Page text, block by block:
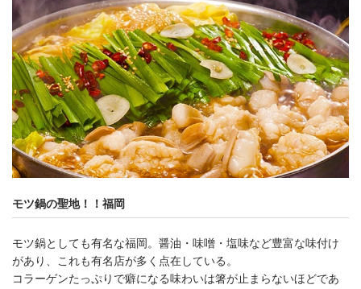
モツ鍋の聖地！！福岡
モツ鍋としても有名な福岡。醤油・味噌・塩味など豊富な味付け
があり、これも有名店が多く点在している。
コラーゲンたっぷりで癖になる味わいは箸が止まらないほどであ